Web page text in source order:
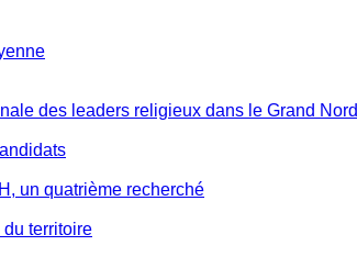
des leaders religieux dans le Grand Nord
un quatrième recherché
territoire